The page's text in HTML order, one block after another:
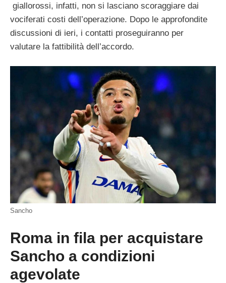
giallorossi, infatti, non si lasciano scoraggiare dai
vociferati costi dell’operazione. Dopo le approfondite
discussioni di ieri, i contatti proseguiranno per
valutare la fattibilità dell’accordo.
Sancho
Roma in fila per acquistare
Sancho a condizioni
agevolate